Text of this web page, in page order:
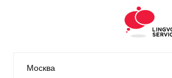
Москва